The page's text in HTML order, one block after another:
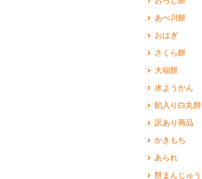
あべ川餅
おはぎ
さくら餅
大福餅
水ようかん
餡入り白丸餅
訳あり商品
かきもち
あられ
餅まんじゅう